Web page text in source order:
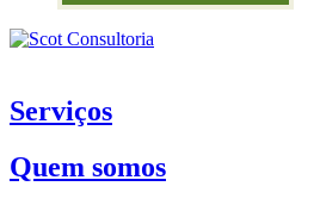
Serviços
Quem somos